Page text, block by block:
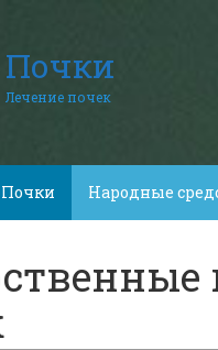
Почки
Лечение почек
Почки Народные